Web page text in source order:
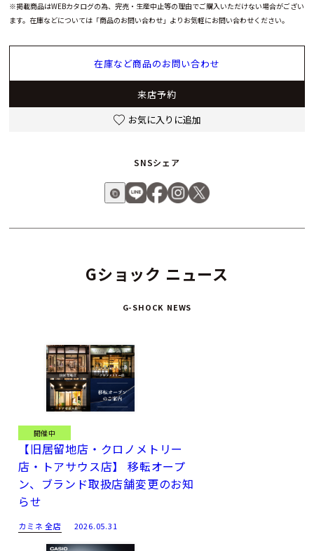
Gショック ニュース
G-SHOCK NEWS
開催中
【旧居留地店・クロノメトリー
店・トアサウス店】 移転オープ
ン、ブランド取扱店舗変更のお知
らせ
カミネ 全店 2026.05.31
※掲載商品はWEBカタログの為、完売・生産中止等の理由でご購入いただけない場合がござい
ます。在庫などについては「商品のお問い合わせ」よりお気軽にお問い合わせください。
在庫など商品のお問い合わせ
来店予約
お気に入りに追加
SNSシェア